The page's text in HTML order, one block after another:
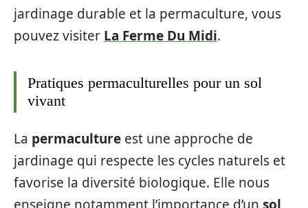
jardinage durable et la permaculture, vous
pouvez visiter La Ferme Du Midi.
Pratiques permaculturelles pour un sol
vivant
La permaculture est une approche de
jardinage qui respecte les cycles naturels et
favorise la diversité biologique. Elle nous